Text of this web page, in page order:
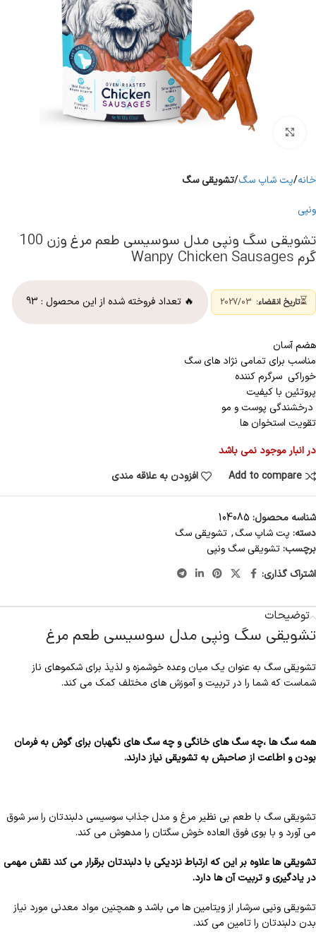
برای بزرگنمایی کلیک کنید
خانه پت شاپ سگ تشویقی سگ
ونپی
تشویقی سگ ونپی مدل سوسیسی طعم مرغ وزن 100
گرم Wanpy Chicken Sausages
⏳تاریخ انقضاء: 🔥 تعداد فروخته شده از این محصول : 93
هضم آسان
مناسب برای تمامی نژاد های سگ
خوراکی سرگرم کننده
پروتئین با کیفیت
درخشندگی پوست و مو
تقویت استخوان ها
در انبار موجود نمی باشد
Add to compare
افزودن به علاقه مندی
شناسه محصول: 104085
دسته: پت شاپ سگ, تشویقی سگ
برچسب:تشویقی سگ ونپی
اشتراک گذاری:
توضیحات
تشویقی سگ ونپی مدل سوسیسی طعم مرغ
تشویقی سگ به عنوان یک میان وعده خوشمزه و لذیذ برای شکموهای ناز
شماست که شما را در تربیت و آموزش های مختلف کمک می کند.
همه سگ ها ،چه سگ های خانگی و چه سگ های نگهبان برای گوش به فرمان
بودن و اطاعت از صاحبش به تشویقی نیاز دارند.
تشویقی سگ با طعم بی نظیر مرغ و مدل جذاب سوسیسی دلبندتان را سر شوق
می آورد و با بوی فوق العاده خوش سگتان را مدهوش می کند.
تشویقی ها علاوه بر این که ارتباط نزدیکی با دلبندتان برقرار می کند نقش مهمی
در یادگیری و تربیت آن ها دارد.
تشویقی ونپی سرشار از ویتامین ها می باشد و همچنین مواد معدنی مورد نیاز
بدن دلبندتان را تامین می کند.